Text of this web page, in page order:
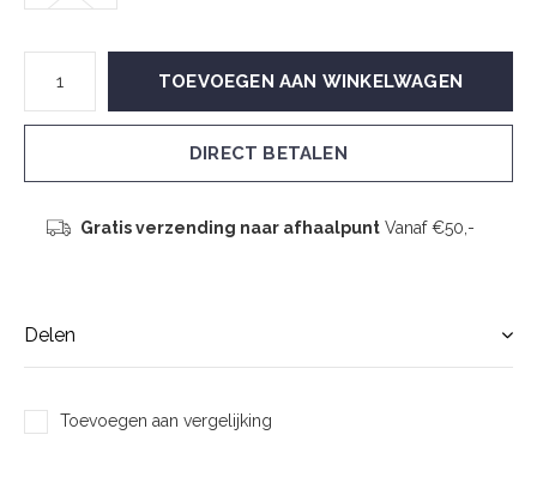
TOEVOEGEN AAN WINKELWAGEN
DIRECT BETALEN
Gratis verzending naar afhaalpuntVanaf €50,-
Delen
Toevoegen aan vergelijking